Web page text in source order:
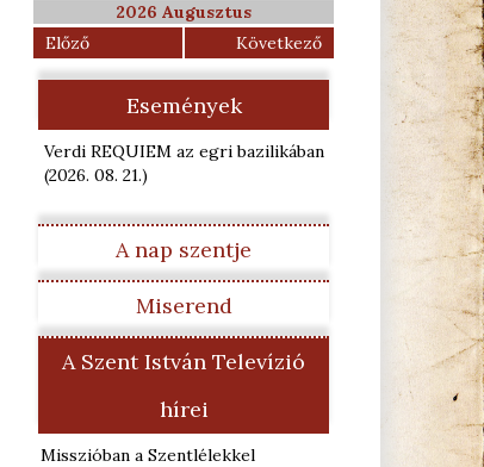
2026 Augusztus
Előző
Következő
Események
Verdi REQUIEM az egri bazilikában
(2026. 08. 21.)
A nap szentje
Miserend
A Szent István Televízió
hírei
Misszióban a Szentlélekkel